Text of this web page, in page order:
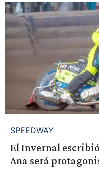
SPEEDWAY
El Invernal
Ana será